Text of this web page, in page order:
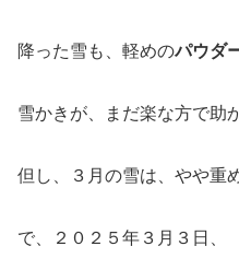
降った雪も、軽めのパウダ
雪かきが、まだ楽な方で助
但し、３月の雪は、やや重
で、２０２５年３月３日、